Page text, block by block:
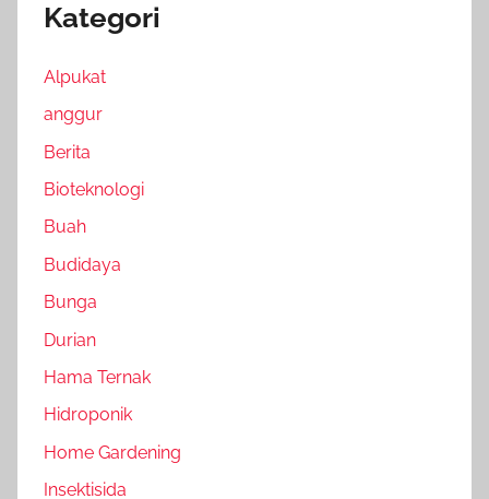
Kategori
Alpukat
anggur
Berita
Bioteknologi
Buah
Budidaya
Bunga
Durian
Hama Ternak
Hidroponik
Home Gardening
Insektisida